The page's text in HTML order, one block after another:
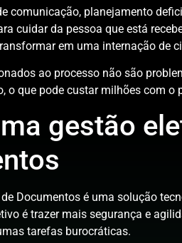
comunicação, planejamento
cuidar da pessoa que está
em uma internação de
ao processo não são
o que pode custar milhões com o
gestão
Documentos é uma solução
é trazer mais segurança e
tarefas burocráticas.